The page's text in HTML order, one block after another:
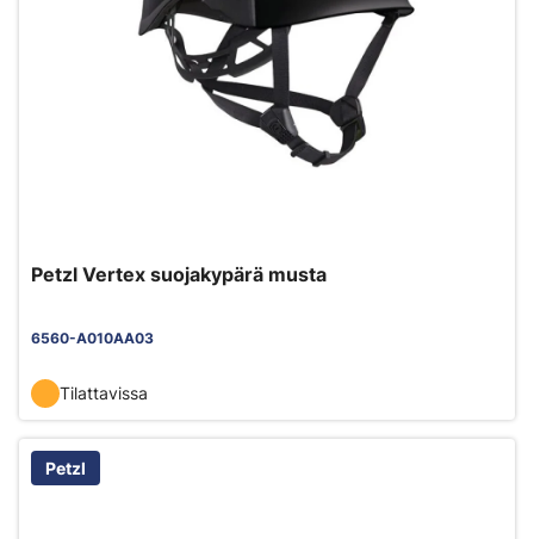
Petzl Vertex suojakypärä musta
6560-A010AA03
Tilattavissa
Petzl